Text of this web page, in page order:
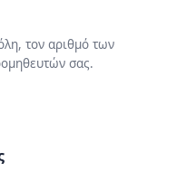
τον αριθμό των
σας.